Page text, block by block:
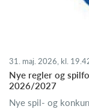
31. maj. 2026, kl.
Nye regler og
2026/2027
Nye spil- og